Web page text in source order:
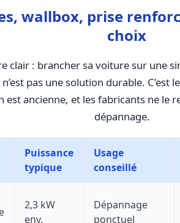
wallbox, prise
choix
clair : brancher sa voiture sur une
pas une solution durable.
est ancienne, et les fabricants ne le
dépannage.
Puissance
typique
Usage
conseillé
2,3 kW
env.
Dépannage
ponctuel